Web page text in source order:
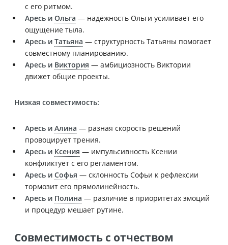
с его ритмом.
Аресь и Ольга — надёжность Ольги усиливает его
ощущение тыла.
Аресь и Татьяна — структурность Татьяны помогает
совместному планированию.
Аресь и Виктория — амбициозность Виктории
движет общие проекты.
Низкая совместимость:
Аресь и Алина — разная скорость решений
провоцирует трения.
Аресь и Ксения — импульсивность Ксении
конфликтует с его регламентом.
Аресь и Софья — склонность Софьи к рефлексии
тормозит его прямолинейность.
Аресь и Полина — различие в приоритетах эмоций
и процедур мешает рутине.
Совместимость с отчеством